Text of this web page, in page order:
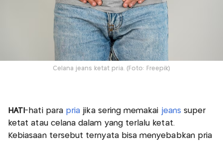
Celana jeans ketat pria. (Foto: Freepik)
HATI-hati para pria jika sering memakai jeanssuper
ketat atau celana dalam yang terlalu ketat.
Kebiasaan tersebut ternyata bisa menyebabkan pria